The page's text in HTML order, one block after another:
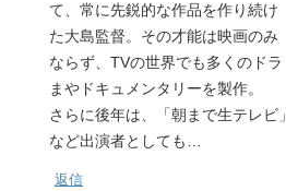
て、常に先鋭的な作品を作り続け
た大島監督。その才能は映画のみ
ならず、TVの世界でも多くのドラ
まやドキュメンタリーを製作。
さらに後年は、「朝まで生テレビ」
など出演者としても…
返信